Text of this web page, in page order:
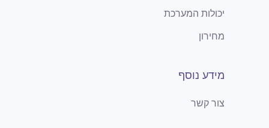
יכולות המערכת
מחירון
מידע נוסף
צור קשר